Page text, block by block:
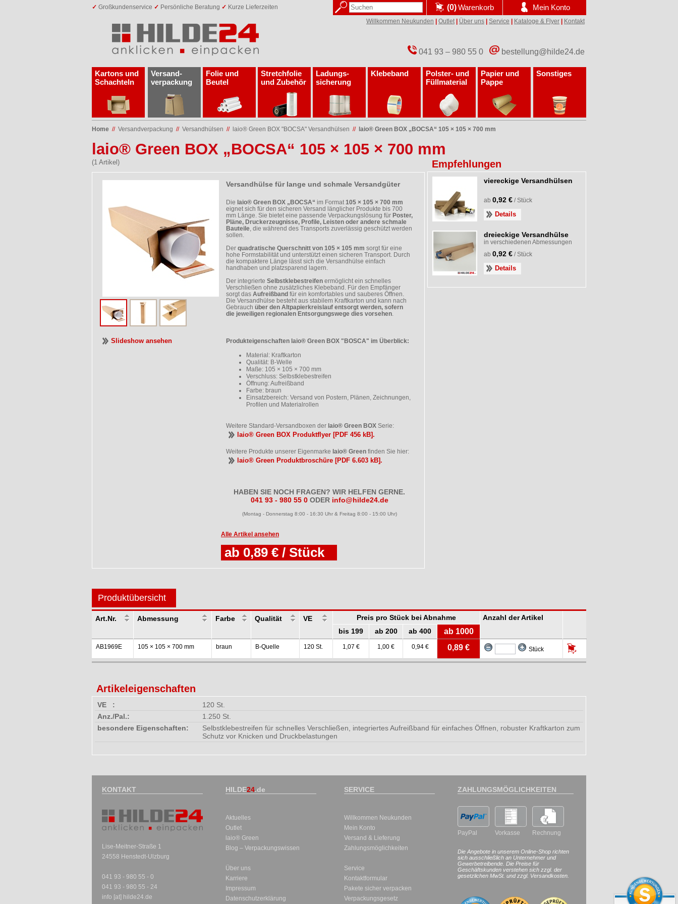
✓ Großkundenservice ✓ Persönliche Beratung ✓ Kurze Lieferzeiten
Willkommen Neukunden Outlet Über uns Service Kataloge & Flyer Kontakt
041 93 – 980 55 0 bestellung@hilde24.de
(0)Warenkorb Mein Konto
Kartons und
Schachteln
Versand­
verpackung
Folie und
Beutel
Stretchfolie
und Zubehör
Ladungs­
sicherung
Klebeband
Polster- und
Füllmaterial
Papier und
Pappe
Sonstiges
Home // Versand­verpackung // Versandhülsen // laio® Green BOX "BOCSA" Versandhülsen // laio® Green BOX „BOCSA“ 105 × 105 × 700 mm
laio® Green BOX „BOCSA“ 105 × 105 × 700 mm
(1 Artikel)
Slideshow ansehen
Versandhülse für lange und schmale Versandgüter
Die laio® Green BOX „BOCSA“ im Format 105 × 105 × 700 mm
eignet sich für den sicheren Versand länglicher Produkte bis 700
mm Länge. Sie bietet eine passende Verpackungslösung für Poster,
Pläne, Druckerzeugnisse, Profile, Leisten oder andere schmale
Bauteile , die während des Transports zuverlässig geschützt werden
sollen.
Der quadratische Querschnitt von 105 × 105 mm sorgt für eine
hohe Formstabilität und unterstützt einen sicheren Transport. Durch
die kompaktere Länge lässt sich die Versandhülse einfach
handhaben und platzsparend lagern.
Der integrierte Selbstklebestreifen ermöglicht ein schnelles
Verschließen ohne zusätzliches Klebeband. Für den Empfänger
sorgt das Aufreißband für ein komfortables und sauberes Öffnen.
Die Versandhülse besteht aus stabilem Kraftkarton und kann nach
Gebrauch über den Altpapierkreislauf entsorgt werden, sofern
die jeweiligen regionalen Entsorgungswege dies vorsehen
Produkteigenschaften laio® Green BOX "BOSCA" im Überblick:
Material: Kraftkarton
Qualität: B-Welle
Maße: 105 × 105 × 700 mm
Verschluss: Selbstklebestreifen
Öffnung: Aufreißband
Farbe: braun
Einsatzbereich: Versand von Postern, Plänen, Zeichnungen,
Profilen und Materialrollen
Weitere Standard-Versandboxen der laio® Green BOX Serie:
laio® Green BOX Produktflyer [PDF 456 kB].
Weitere Produkte unserer Eigenmarke laio® Green finden Sie hier:
laio® Green Produktbroschüre [PDF 6.603 kB].
HABEN SIE NOCH FRAGEN? WIR HELFEN GERNE.
041 93 - 980 55 0 ODER info@hilde24.de
(Montag - Donnerstag 8:00 - 16:30 Uhr & Freitag 8:00 - 15:00 Uhr)
Alle Artikel ansehen
ab 0,89 € / Stück
Empfehlungen
viereckige Versandhülsen
ab 0,92 € / Stück
Details
dreieckige Versandhülse
in verschiedenen Abmessungen
ab 0,92 € / Stück
Details
Produktübersicht
Art.Nr. Abmessung Farbe Qualität VE Preis pro Stück bei Abnahme
Anzahl der Artikel
bis 199
ab 200 ab 400 ab 1000
AB1969E 105 × 105 × 700 mm braun B-Quelle 120 St. 1,07 € 1,00 € 0,94 € 0,89 € Stück
Artikeleigenschaften
VE :
120 St.
Anz./Pal.:
1.250 St.
besondere Eigenschaften:
Selbstklebestreifen für schnelles Verschließen, integriertes Aufreißband für einfaches Öffnen, robuster Kraftkarton zum
Schutz vor Knicken und Druckbelastungen
KONTAKT
Lise-Meitner-Straße 1
24558 Henstedt-Ulzburg
041 93 - 980 55 - 0
041 93 - 980 55 - 24
info [at] hilde24.de
HILDE24.de
Aktuelles
Outlet
laio® Green
Blog – Verpackungswissen
Über uns
Karriere
Impressum
Datenschutzerklärung
SERVICE
Willkommen Neukunden
Mein Konto
Versand & Lieferung
Zahlungsmöglichkeiten
Service
Kontaktformular
Pakete sicher verpacken
Verpackungsgesetz
ZAHLUNGSMÖGLICHKEITEN
PayPal Vorkasse Rechnung
Die Angebote in unserem Online-Shop richten
sich ausschließlich an Unternehmer und
Gewerbetreibende. Die Preise für
Geschäftskunden verstehen sich zzgl. der
gesetzlichen MwSt. und zzgl. Versandkosten.